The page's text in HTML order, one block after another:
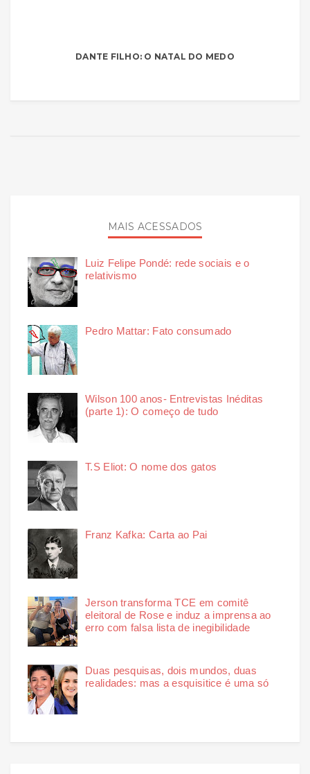
DANTE FILHO: O NATAL DO MEDO
MAIS ACESSADOS
Luiz Felipe Pondé: rede sociais e o
relativismo
Pedro Mattar: Fato consumado
Wilson 100 anos- Entrevistas Inéditas
(parte 1): O começo de tudo
T.S Eliot: O nome dos gatos
Franz Kafka: Carta ao Pai
Jerson transforma TCE em comitê
eleitoral de Rose e induz a imprensa ao
erro com falsa lista de inegibilidade
Duas pesquisas, dois mundos, duas
realidades: mas a esquisitice é uma só